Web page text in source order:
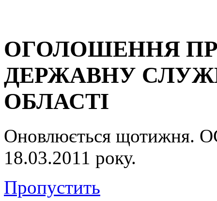
ОГОЛОШЕННЯ
ДЕРЖАВНУ
ОБЛАСТІ
Оновлюється
18.03.2011 року.
Пропустить